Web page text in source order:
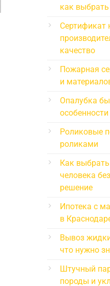
как
Сертификат
качество
Пожарная
и
Опалубка
Роликовые
роликами
Как
человека
решение
Ипотека с
в
Вывоз
что нужно
Штучный
породы и